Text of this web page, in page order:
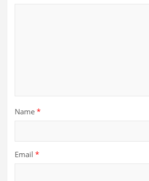
Name *
Email *